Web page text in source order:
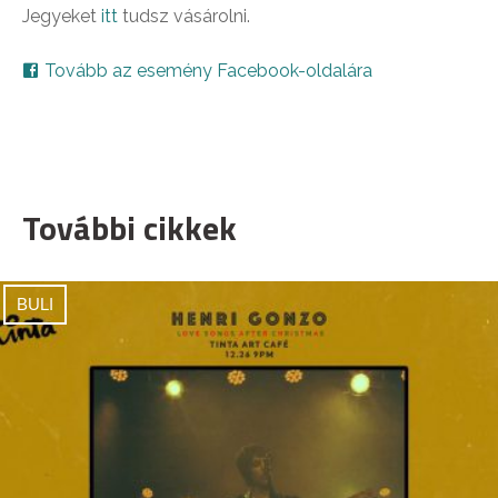
Jegyeket itt tudsz vásárolni.
Tovább az esemény Facebook-oldalára
További cikkek
BULI